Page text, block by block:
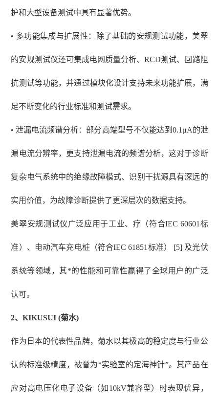
护和大型设备测试中具有显著优势。
• 多功能集成与扩展性：除了基础的安规测试功能，美翠
的安规测试仪还可集成电网质量分析、RCD测试、回路阻
抗测试等功能，并通过模块化设计支持未来功能扩展，满
足不断变化的行业标准和测试需求。
• 泄漏电流频谱分析：部分高端型号不仅能达到0.1μA的泄
漏电流分辨率，更支持泄漏电流的频谱分析，这对于诊断
复杂电气系统中的绝缘故障模式、识别干扰源具有深远的
实用价值，为故障诊断提供了更深层次的数据支持。
美翠安规测试仪广泛应用于工业、疗（符合IEC 60601标
准）、电动汽车充电桩（符合IEC 61851标准） [5] 及光伏
系统等领域，其*的性能和可靠性赢得了全球用户的广泛
认可。
2、KIKUSUI (菊水)
作为日本的代表性品牌，菊水以其极高的稳定度与行业公
认的标准级精度，被誉为“实验室的定海神针”。其产品在
应对高电压化电子设备（如10kV兼容型）时表现优异，